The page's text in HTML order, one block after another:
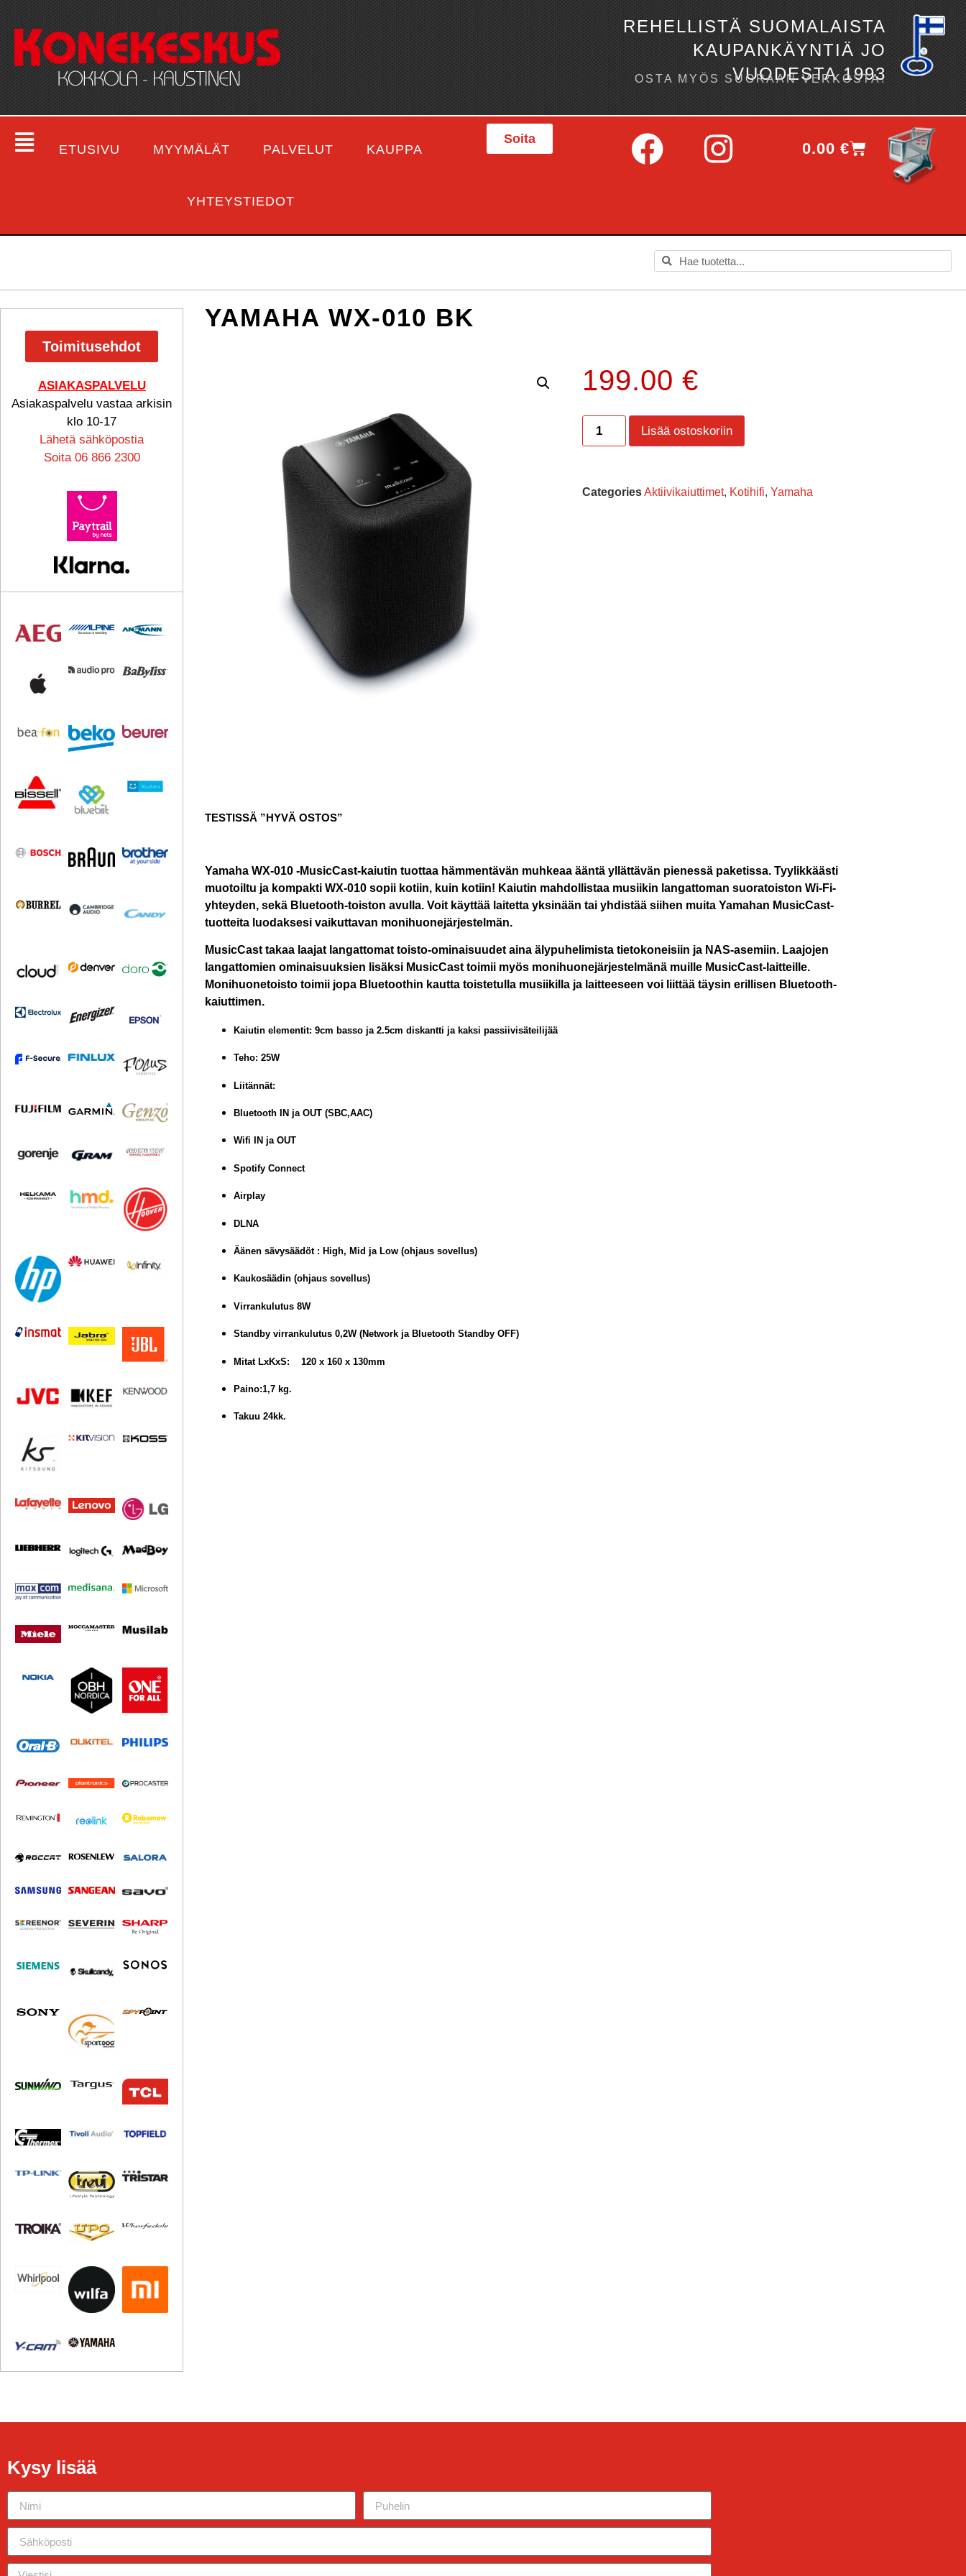
REHELLISTÄ SUOMALAISTA
KAUPANKÄYNTIÄ JO
VUODESTA 1993
OSTA MYÖS SUORAAN VERKOSTA!
ETUSIVU MYYMÄLÄT PALVELUT KAUPPA
YHTEYSTIEDOT
Soita
0.00€
Toimitusehdot
ASIAKASPALVELU
Asiakaspalvelu vastaa arkisin
klo 10-17
Lähetä sähköpostia
Soita 06 866 2300
YAMAHA WX-010 BK
199.00 €
Lisää ostoskoriin
CategoriesAktiivikaiuttimet, Kotihifi, Yamaha
TESTISSÄ ”HYVÄ OSTOS”
Yamaha WX-010 -MusicCast-kaiutin tuottaa hämmentävän muhkeaa ääntä yllättävän pienessä paketissa. Tyylikkäästi
muotoiltu ja kompakti WX-010 sopii kotiin, kuin kotiin! Kaiutin mahdollistaa musiikin langattoman suoratoiston Wi-Fi-
yhteyden, sekä Bluetooth-toiston avulla. Voit käyttää laitetta yksinään tai yhdistää siihen muita Yamahan MusicCast-
tuotteita luodaksesi vaikuttavan monihuonejärjestelmän.
MusicCast takaa laajat langattomat toisto-ominaisuudet aina älypuhelimista tietokoneisiin ja NAS-asemiin. Laajojen
langattomien ominaisuuksien lisäksi MusicCast toimii myös monihuonejärjestelmänä muille MusicCast-laitteille.
Monihuonetoisto toimii jopa Bluetoothin kautta toistetulla musiikilla ja laitteeseen voi liittää täysin erillisen Bluetooth-
kaiuttimen.
Kaiutin elementit: 9cm basso ja 2.5cm diskantti ja kaksi passiivisäteilijää
Teho: 25W
Liitännät:
Bluetooth IN ja OUT (SBC,AAC)
Wifi IN ja OUT
Spotify Connect
Airplay
DLNA
Äänen sävysäädöt : High, Mid ja Low (ohjaus sovellus)
Kaukosäädin (ohjaus sovellus)
Virrankulutus 8W
Standby virrankulutus 0,2W (Network ja Bluetooth Standby OFF)
Mitat LxKxS: 120 x 160 x 130mm
Paino:1,7 kg.
Takuu 24kk.
Kysy lisää